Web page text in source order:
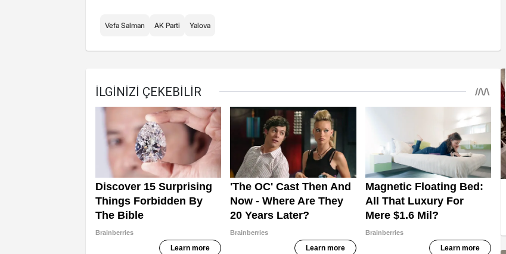
Vefa Salman AK Parti Yalova